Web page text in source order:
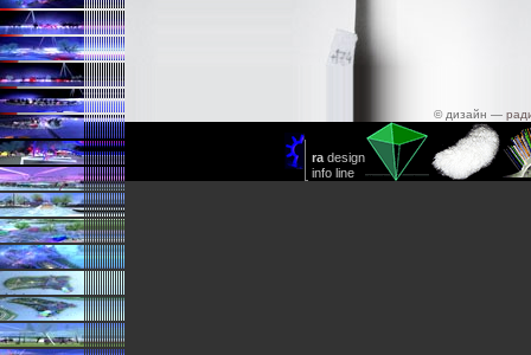
© дизайн —